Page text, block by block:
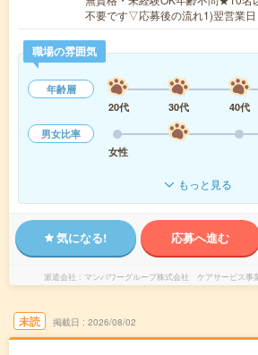
不要です▽応募後の流れ1)翌営業
職場の雰囲気
年齢層
20代
30代 40代
男女比率
女性
もっと見る
気になる! 応募へ進む
派遣会社 マンパワーグループ株式会社 ケアサービス事
未読 掲載日 2026/08/02